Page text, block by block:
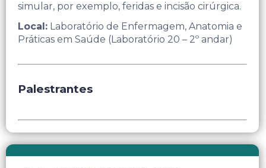
simular, por exemplo, feridas e incisão cirúrgica. ​
Local: Laboratório de Enfermagem, Anatomia e
Práticas em Saúde (Laboratório 20 – 2º andar)
Palestrantes